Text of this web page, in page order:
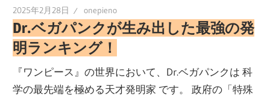
2025年2月28日 onepieno
Dr.ベガパンクが生み出した最強の発
明ランキング！
『ワンピース』の世界において、Dr.ベガパンクは 科
学の最先端を極める天才発明家 です。 政府の「特殊